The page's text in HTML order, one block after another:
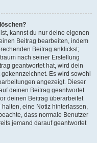
kannst du nur deine eigenen
Beitrag bearbeiten, indem
Beitrag anklickst;
nach seiner Erstellung
geantwortet hat, wird dein
Es wird sowohl
angezeigt. Dieser
deinen Beitrag geantwortet
deinen Beitrag überarbeitet
eine Notiz hinterlassen,
dass normale Benutzer
jemand darauf geantwortet